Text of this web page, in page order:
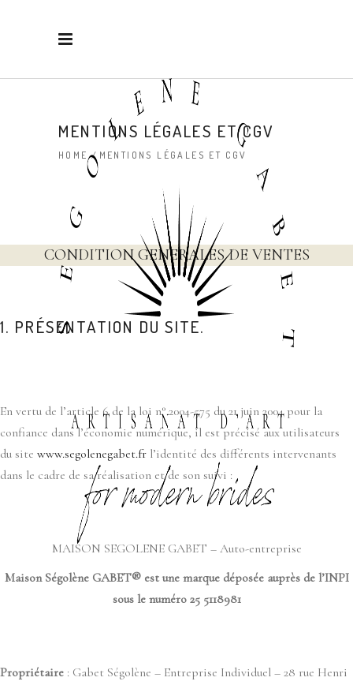
MENTIONS LÉGALES ET CGV
HOME / MENTIONS LÉGALES ET CGV
CONDITION GENERALES DE VENTES
1. PRÉSENTATION DU SITE.
En vertu de l’article 6 de la loi n° 2004-575 du 21 juin 2004 pour la
confiance dans l’économie numérique, il est précisé aux utilisateurs
du site www.segolenegabet.fr l’identité des différents intervenants
dans le cadre de sa réalisation et de son suivi :
MAISON SEGOLENE GABET – Auto-entreprise
Maison Ségolène GABET® est une marque déposée auprès de l’INPI
sous le numéro 25 5118981
Propriétaire : Gabet Ségolène – Entreprise Individuel – 28 rue Henri